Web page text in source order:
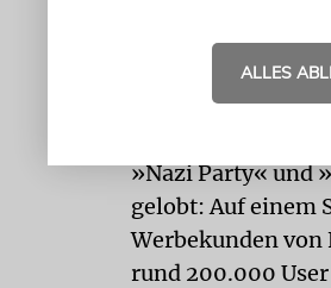
Juden verbrennt).
ALGORITHMUS
»Nazi Party« und
gelobt: Auf einem
Werbekunden
rund 200.000
ALLES